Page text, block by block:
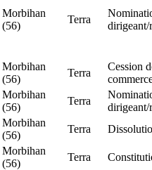
Morbihan
(56)
Terra
dirigeant/
Morbihan
(56)
Terra
Cession
Morbihan
(56)
Terra
dirigeant/
Morbihan
(56)
Terra
Morbihan
(56)
Terra